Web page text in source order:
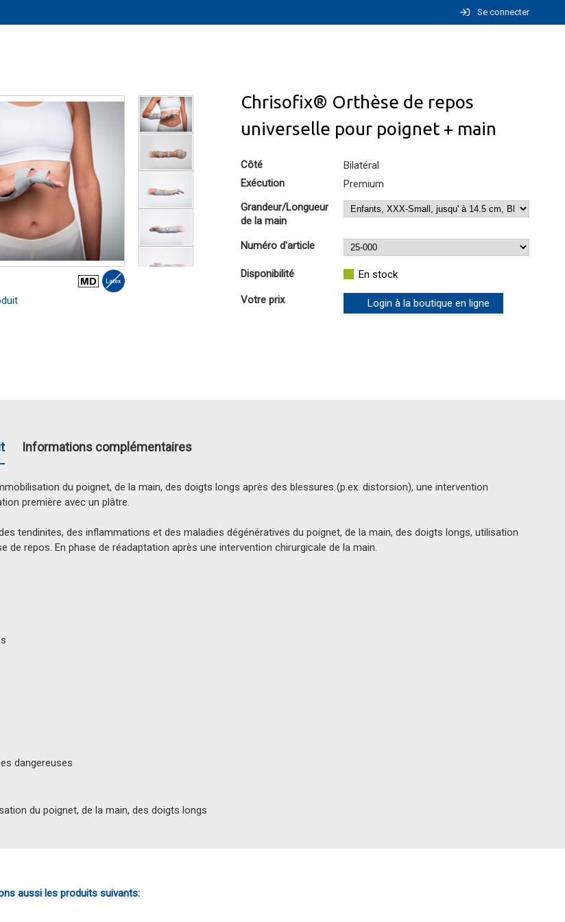
Se connecter
Chrisofix® Orthèse de repos
universelle pour poignet + main
Côté
Bilatéral
Exécution
Premium
Grandeur/Longueur
de la main
Numéro d'article
Disponibilité En stock
Votre prix Login à la boutique en ligne
Informations complémentaires
du poignet, de la main, des doigts longs après des blessures (p.ex. distorsion), une intervention
première avec un plâtre.
tendinites, des inflammations et des maladies dégénératives du poignet, de la main, des doigts longs, utilisation
de repos. En phase de réadaptation après une intervention chirurgicale de la main.
dangereuses
du poignet, de la main, des doigts longs
aussi les produits suivants: